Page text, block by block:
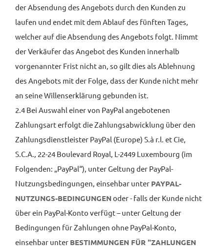
der Absendung des Angebots durch den Kunden zu
laufen und endet mit dem Ablauf des fünften Tages,
welcher auf die Absendung des Angebots folgt. Nimmt
der Verkäufer das Angebot des Kunden innerhalb
vorgenannter Frist nicht an, so gilt dies als Ablehnung
des Angebots mit der Folge, dass der Kunde nicht mehr
an seine Willenserklärung gebunden ist.
2.4 Bei Auswahl einer von PayPal angebotenen
Zahlungsart erfolgt die Zahlungsabwicklung über den
Zahlungsdienstleister PayPal (Europe) S.à r.l. et Cie,
S.C.A., 22-24 Boulevard Royal, L-2449 Luxembourg (im
Folgenden: „PayPal“), unter Geltung der PayPal-
Nutzungsbedingungen, einsehbar unter PAYPAL-
NUTZUNGS-BEDINGUNGEN oder - falls der Kunde nicht
über ein PayPal-Konto verfügt – unter Geltung der
Bedingungen für Zahlungen ohne PayPal-Konto,
einsehbar unter BESTIMMUNGEN FÜR "ZAHLUNGEN